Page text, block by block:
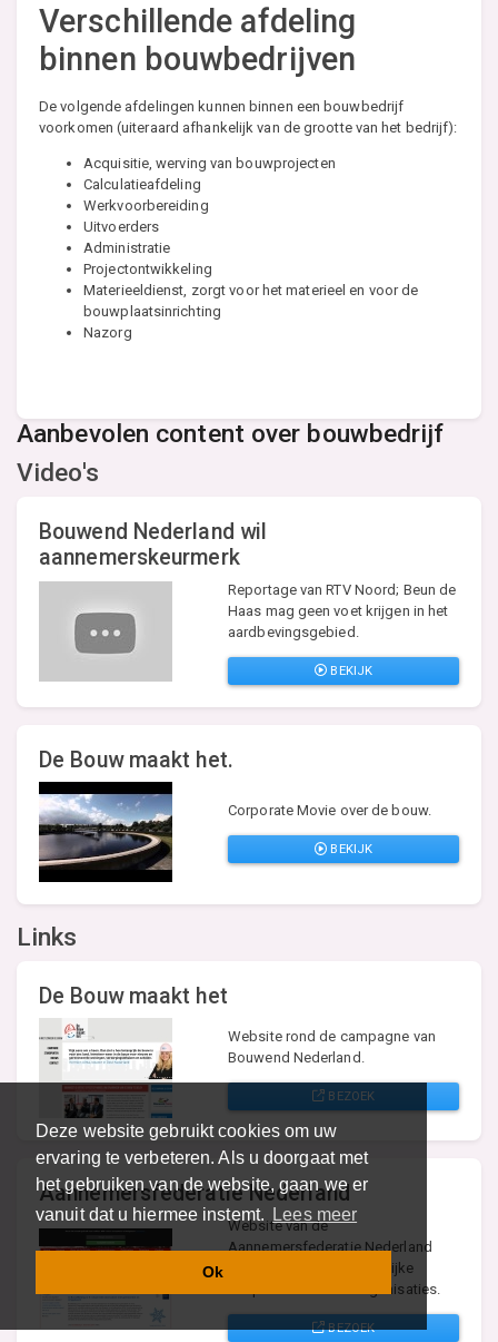
Deze website gebruikt cookies om uw
ervaring te verbeteren. Als u doorgaat met
het gebruiken van de website, gaan we er
vanuit dat u hiermee instemt.
Lees meer
Ok
Verschillende afdeling
binnen bouwbedrijven
De volgende afdelingen kunnen binnen een bouwbedrijf
voorkomen (uiteraard afhankelijk van de grootte van het bedrijf):
Acquisitie, werving van bouwprojecten
Calculatieafdeling
Werkvoorbereiding
Uitvoerders
Administratie
Projectontwikkeling
Materieeldienst, zorgt voor het materieel en voor de
bouwplaatsinrichting
Nazorg
Aanbevolen content over bouwbedrijf
Video's
Bouwend Nederland wil
aannemerskeurmerk
Reportage van RTV Noord; Beun de
Haas mag geen voet krijgen in het
aardbevingsgebied.
BEKIJK
De Bouw maakt het.
Corporate Movie over de bouw.
BEKIJK
Links
De Bouw maakt het
Website rond de campagne van
Bouwend Nederland.
BEZOEK
Aannemersfederatie Nederland
Website van de
Aannemersfederatie Nederland
Bouw en Infra, een landelijke
koepel van brancheorganisaties.
BEZOEK